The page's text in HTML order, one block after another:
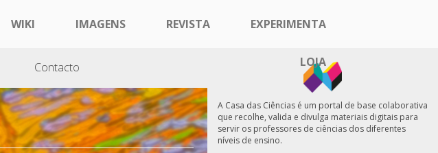
WIKI IMAGENS REVISTA EXPERIMENTA
LOJA
Contacto
A Casa das Ciências é um portal de base colaborativa
que recolhe, valida e divulga materiais digitais para
servir os professores de ciências dos diferentes
níveis de ensino.